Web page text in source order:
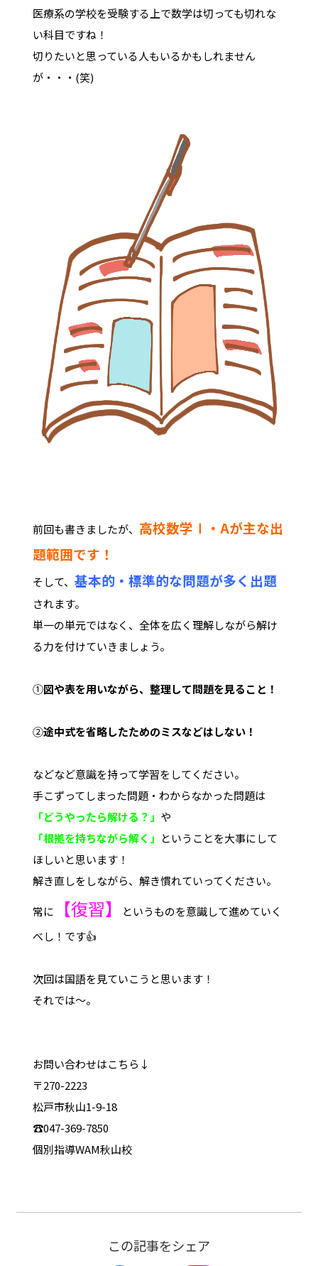
医療系の学校を受験する上で数学は切っても切れな
い科目ですね！
切りたいと思っている人もいるかもしれません
が・・・(笑)
前回も書きましたが、 高校数学Ⅰ・Aが主な出
題範囲です！
そして、 基本的・標準的な問題が多く出題
されます。
単一の単元ではなく、全体を広く理解しながら解け
る力を付けていきましょう。
➀図や表を用いながら、整理して問題を見ること！
➁途中式を省略したためのミスなどはしない！
などなど意識を持って学習をしてください。
手こずってしまった問題・わからなかった問題は
「どうやったら解ける？」 や
「根拠を持ちながら解く」 ということを大事にして
ほしいと思います！
解き直しをしながら、解き慣れていってください。
常に 【復習】
というものを意識して進めていく
べし！です👍
次回は国語を見ていこうと思います！
それでは～。
お問い合わせはこちら↓
〒270-2223
松戸市秋山1-9-18
☎047-369-7850
個別指導WAM秋山校
この記事をシェア